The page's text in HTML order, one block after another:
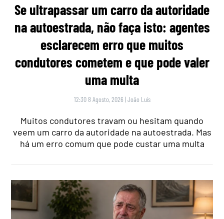
Se ultrapassar um carro da autoridade
na autoestrada, não faça isto: agentes
esclarecem erro que muitos
condutores cometem e que pode valer
uma multa
12:30 8 Agosto, 2026 |João Luís
Muitos condutores travam ou hesitam quando
veem um carro da autoridade na autoestrada. Mas
há um erro comum que pode custar uma multa